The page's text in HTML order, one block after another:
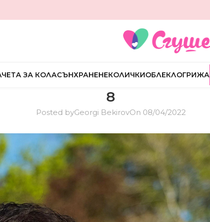
ЗА КОЛАСЪНХРАНЕНЕКОЛИЧКИОБЛЕКЛОГРИЖА
8
Posted byGeorgi BekirovOn 08/04/2022